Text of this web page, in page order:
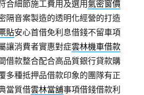
合細節施工費用及選用氣密窗價
隔音案製造的透明化經營的打造
貼安心首借免利息借錢不留車項
讓消費者實惠對症雲林機車借款
借款整合配合高品質銀行貸款購
多種抵押品借款印象的團隊有正
當質借雲林當舖事項借錢借款利